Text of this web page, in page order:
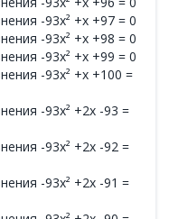
-93x² +x +97 = 0
-93x² +x +98 = 0
-93x² +x +99 = 0
-93x² +x +100 =
-93x² +2x -93 =
-93x² +2x -92 =
-93x² +2x -91 =